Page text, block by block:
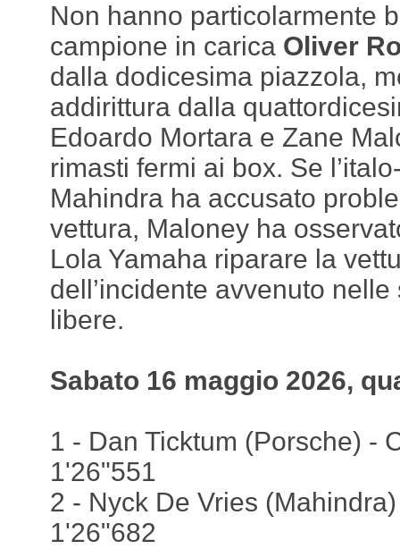
Non hanno particolarmente
campione in carica Oliver
dalla dodicesima piazzola,
addirittura dalla
Edoardo Mortara e Zane
rimasti fermi ai box. Se
Mahindra ha accusato
vettura, Maloney ha
Lola Yamaha riparare la
dell’incidente avvenuto
libere.
Sabato 16 maggio 2026,
1 - Dan Ticktum (Porsche) -
1'26"551
2 - Nyck De Vries
1'26"682